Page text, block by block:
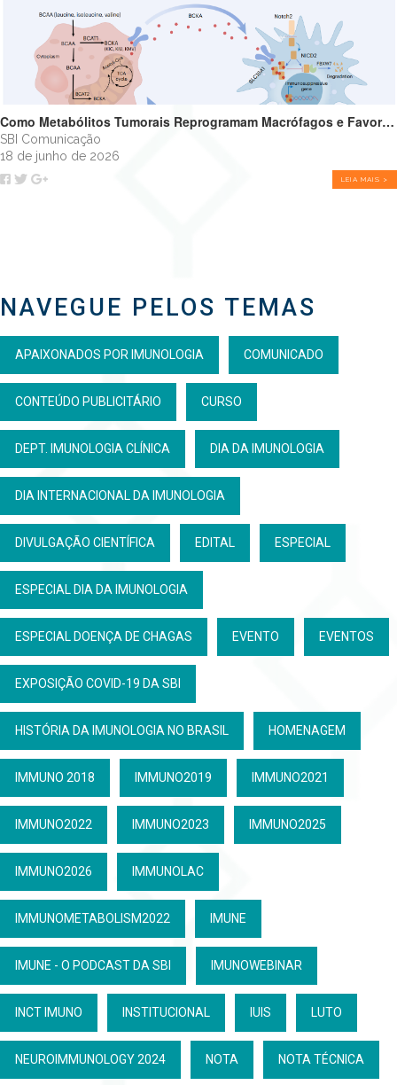
Como Metabólitos Tumorais Reprogramam Macrófagos e Favorecem o Crescimento Tumoral
SBI Comunicação
18 de junho de 2026
LEIA MAIS >
NAVEGUE PELOS TEMAS
APAIXONADOS POR IMUNOLOGIA COMUNICADO
CONTEÚDO PUBLICITÁRIO CURSO
DEPT. IMUNOLOGIA CLÍNICA DIA DA IMUNOLOGIA
DIA INTERNACIONAL DA IMUNOLOGIA
DIVULGAÇÃO CIENTÍFICA EDITAL ESPECIAL
ESPECIAL DIA DA IMUNOLOGIA
ESPECIAL DOENÇA DE CHAGAS EVENTO EVENTOS
EXPOSIÇÃO COVID-19 DA SBI
HISTÓRIA DA IMUNOLOGIA NO BRASIL HOMENAGEM
IMMUNO 2018 IMMUNO2019 IMMUNO2021
IMMUNO2022 IMMUNO2023 IMMUNO2025
IMMUNO2026 IMMUNOLAC
IMMUNOMETABOLISM2022 IMUNE
IMUNE - O PODCAST DA SBI IMUNOWEBINAR
INCT IMUNO INSTITUCIONAL IUIS LUTO
NEUROIMMUNOLOGY 2024 NOTA NOTA TÉCNICA